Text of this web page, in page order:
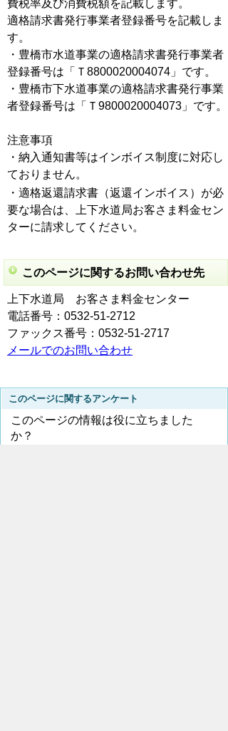
費税率及び消費税額を記載します。
適格請求書発行事業者登録番号を記載しま
す。
・豊橋市水道事業の適格請求書発行事業者
登録番号は「Ｔ8800020004074」です。
・豊橋市下水道事業の適格請求書発行事業
者登録番号は「Ｔ9800020004073」です。
注意事項
・納入通知書等はインボイス制度に対応し
ておりません。
・適格返還請求書（返還インボイス）が必
要な場合は、上下水道局お客さま料金セン
ターに請求してください。
このページに関するお問い合わせ先
上下水道局 お客さま料金センター
電話番号：0532-51-2712
ファックス番号：0532-51-2717
メールでのお問い合わせ
このページに関するアンケート
このページの情報は役に立ちました
か？